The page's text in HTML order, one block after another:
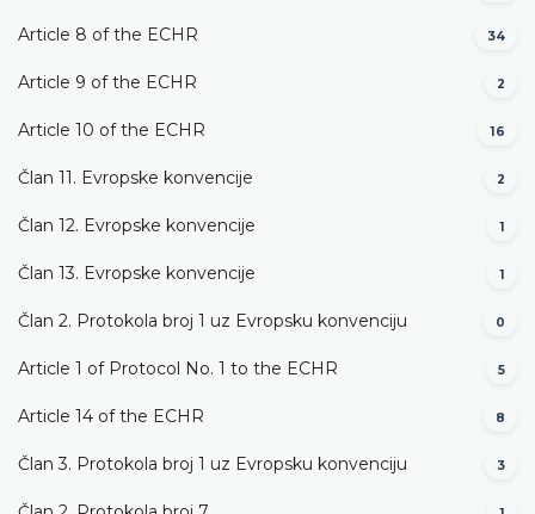
Article 8 of the ECHR 34
Article 9 of the ECHR 2
Article 10 of the ECHR 16
Član 11. Evropske konvencije 2
Član 12. Evropske konvencije 1
Član 13. Evropske konvencije 1
Član 2. Protokola broj 1 uz Evropsku konvenciju 0
Article 1 of Protocol No. 1 to the ECHR 5
Article 14 of the ECHR 8
Član 3. Protokola broj 1 uz Evropsku konvenciju 3